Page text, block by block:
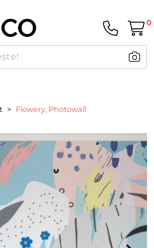
0
Flowery, Photowall